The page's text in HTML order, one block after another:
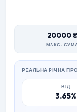
20000 ₴
МАКС. СУМА
РЕАЛЬНА РІЧНА
ВІД
3.65%